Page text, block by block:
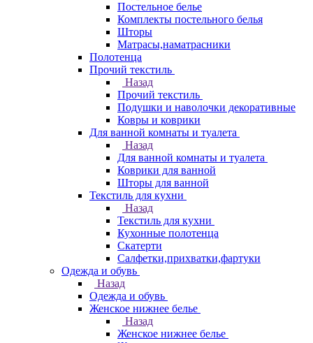
Постельное белье
Комплекты постельного белья
Шторы
Матрасы,наматрасники
Полотенца
Прочий текстиль
Назад
Прочий текстиль
Подушки и наволочки декоративные
Ковры и коврики
Для ванной комнаты и туалета
Назад
Для ванной комнаты и туалета
Коврики для ванной
Шторы для ванной
Текстиль для кухни
Назад
Текстиль для кухни
Кухонные полотенца
Скатерти
Салфетки,прихватки,фартуки
Одежда и обувь
Назад
Одежда и обувь
Женское нижнее белье
Назад
Женское нижнее белье